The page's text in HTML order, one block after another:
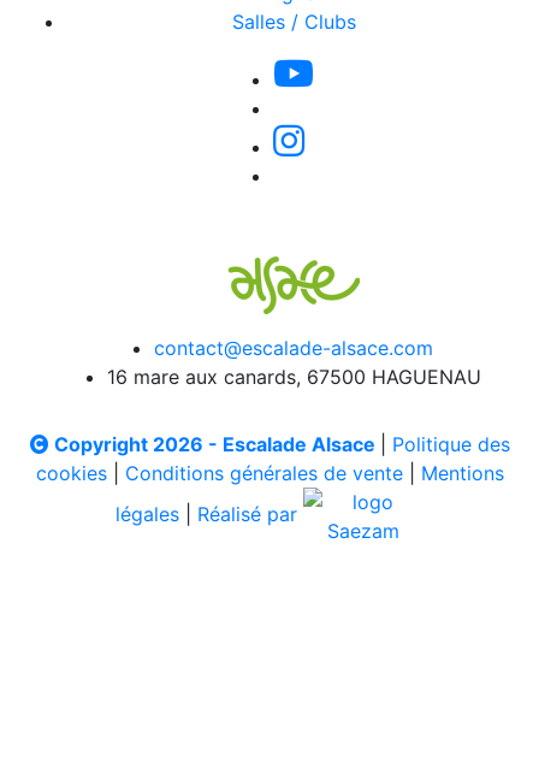
Salles / Clubs
contact@escalade-alsace.com
16 mare aux canards, 67500 HAGUENAU
Copyright 2026 - Escalade Alsace
Politique des
cookies| Conditions générales de vente| Mentions
légales
Réalisé par